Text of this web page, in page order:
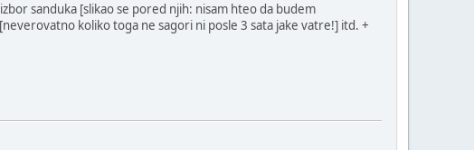
sanduka [slikao se pored njih: nisam hteo da budem
koliko toga ne sagori ni posle 3 sata jake vatre!] itd. +